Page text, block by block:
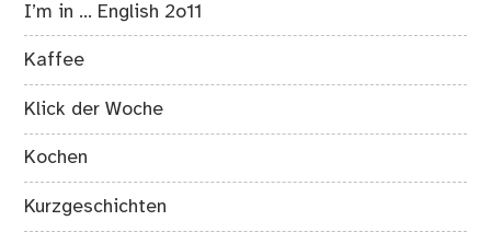
I’m in … English 2o11
Kaffee
Klick der Woche
Kochen
Kurzgeschichten